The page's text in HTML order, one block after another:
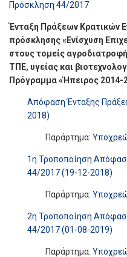
Πρόσκληση 44/2017
Ένταξη Πράξεων Κρατικών
πρόσκλησης «Ενίσχυση
στους τομείς
ΤΠΕ, υγείας και
Πρόγραμμα «Ήπειρος 2014-
Απόφαση Ένταξης
2018)
Παράρτημα:
1η Τροποποίηση
44/2017 (19-12-2018)
Παράρτημα:
2η Τροποποίηση
44/2017 (01-08-2019)
Παράρτημα: